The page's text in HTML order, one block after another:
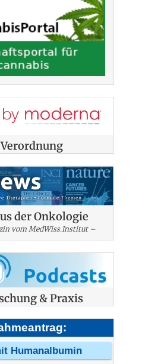
der Onkologie
vom MedWiss.Institut –
& Praxis
Humanalbumin